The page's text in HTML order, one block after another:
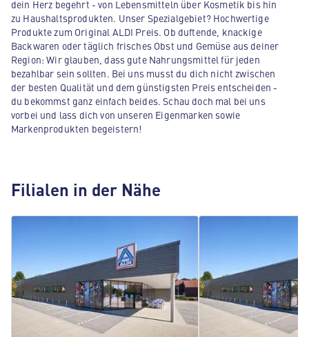
dein Herz begehrt - von Lebensmitteln über Kosmetik bis hin
zu Haushaltsprodukten. Unser Spezialgebiet? Hochwertige
Produkte zum Original ALDI Preis. Ob duftende, knackige
Backwaren oder täglich frisches Obst und Gemüse aus deiner
Region: Wir glauben, dass gute Nahrungsmittel für jeden
bezahlbar sein sollten. Bei uns musst du dich nicht zwischen
der besten Qualität und dem günstigsten Preis entscheiden -
du bekommst ganz einfach beides. Schau doch mal bei uns
vorbei und lass dich von unseren Eigenmarken sowie
Markenprodukten begeistern!
Filialen in der Nähe